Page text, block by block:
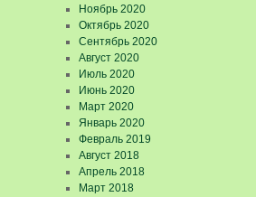
Ноябрь 2020
Октябрь 2020
Сентябрь 2020
Август 2020
Июль 2020
Июнь 2020
Март 2020
Январь 2020
Февраль 2019
Август 2018
Апрель 2018
Март 2018